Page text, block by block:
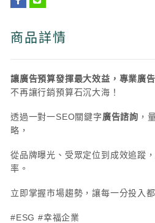
商品詳情
讓廣告預算發揮最大效益，專業廣
不再讓行銷預算石沉大海！
透過一對一SEO關鍵字廣告諮詢 ，
略，
從品牌曝光、受眾定位到成效追蹤
率。
立即掌握市場趨勢，讓每一分投入
#ESG #幸福企業